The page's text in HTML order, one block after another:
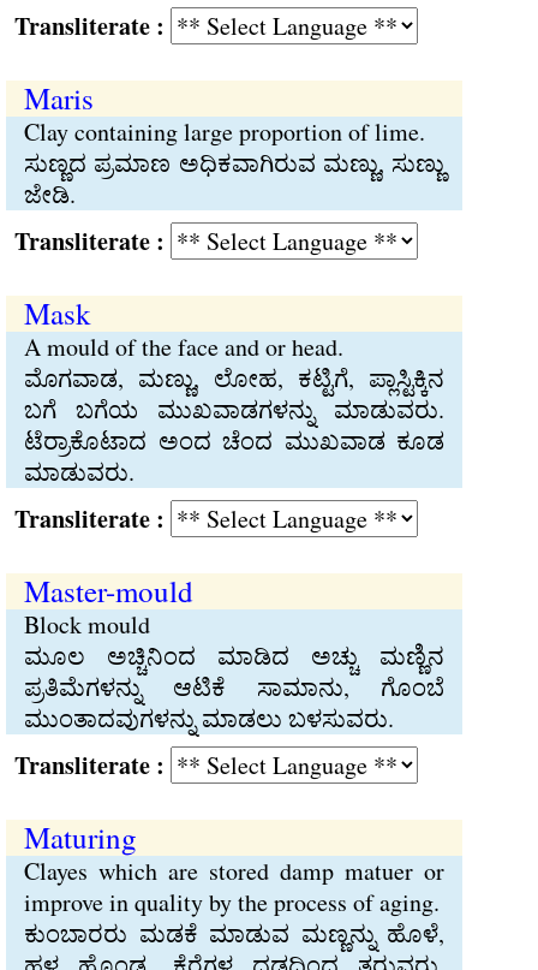
:
Maris
Clay containing large proportion of lime.
ಸುಣ್ಣದ ಪ್ರಮಾಣ ಅಧಿಕವಾಗಿರುವ ಮಣ್ಣು, ಸುಣ್ಣು
ಜೇಡಿ.
:
Mask
A mould of the face and or head.
ಮೊಗವಾಡ, ಮಣ್ಣು, ಲೋಹ, ಕಟ್ಟಿಗೆ, ಪ್ಲಾಸ್ಟಿಕ್ಕಿನ
ಬಗೆ ಬಗೆಯ ಮುಖವಾಡಗಳನ್ನು ಮಾಡುವರು.
ಟೆರ್ರಾಕೊಟಾದ ಅಂದ ಚೆಂದ ಮುಖವಾಡ ಕೂಡ
ಮಾಡುವರು.
:
Master-mould
Block mould
ಮೂಲ ಅಚ್ಚಿನಿಂದ ಮಾಡಿದ ಅಚ್ಚು ಮಣ್ಣಿನ
ಪ್ರತಿಮೆಗಳನ್ನು ಆಟಿಕೆ ಸಾಮಾನು, ಗೊಂಬೆ
ಮುಂತಾದವುಗಳನ್ನು ಮಾಡಲು ಬಳಸುವರು.
:
Maturing
Clayes which are stored damp matuer or
improve in quality by the process of aging.
ಕುಂಬಾರರು ಮಡಕೆ ಮಾಡುವ ಮಣ್ಣನ್ನು ಹೊಳೆ,